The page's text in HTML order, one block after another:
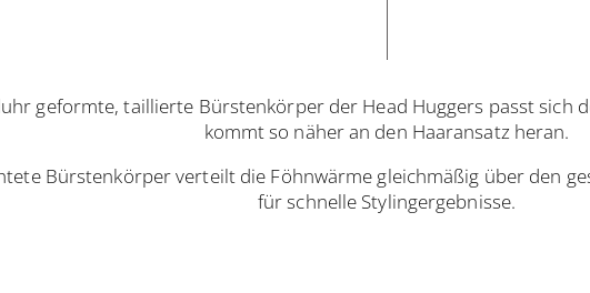
geformte, taillierte Bürstenkörper der Head Huggers passt sich
kommt so näher an den Haaransatz heran.
Bürstenkörper verteilt die Föhnwärme gleichmäßig über den
für schnelle Stylingergebnisse.